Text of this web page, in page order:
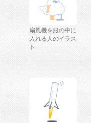
扇風機を服の中に
入れる人のイラス
ト